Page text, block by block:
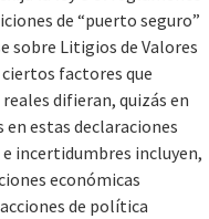
de “puerto seguro”
sobre Litigios de Valores
ciertos factores que
difieran, quizás en
estas declaraciones
incertidumbres incluyen,
económicas
de política